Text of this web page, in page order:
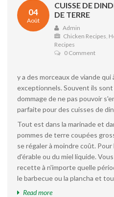
04
Août
CUISSE DE
DE TERRE
Admin
Chicken Recipes,
Recipes
0 Comment
y a des morceaux de viande qui
exceptionnels. Souvent ils
dommage de ne pas pouvoir
parfaite pour des cuisses de
Tout est dans la marinade et
pommes de terre coupées
se régaler à moindre coût.
d'érable ou du miel liquide.
recette à n'importe quelle
le barbecue ou la plancha et
Read more